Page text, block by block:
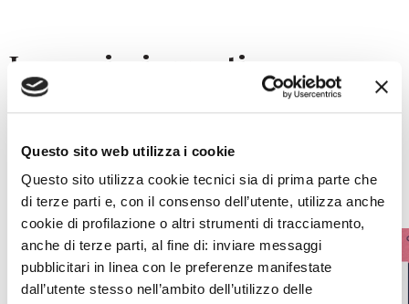
Questo sito web utilizza i cookie
Questo sito utilizza cookie tecnici sia di prima parte che
di terze parti e, con il consenso dell’utente, utilizza anche
cookie di profilazione o altri strumenti di tracciamento,
anche di terze parti, al fine di: inviare messaggi
pubblicitari in linea con le preferenze manifestate
dall’utente stesso nell’ambito dell’utilizzo delle
I prossimi eventi
IL CALENDARIO COMPLETO